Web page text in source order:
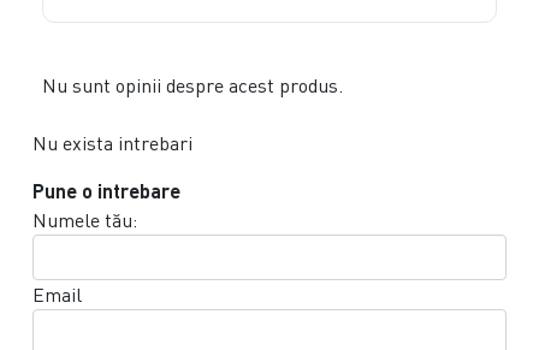
Nu sunt opinii despre acest produs.
Nu exista intrebari
Pune o intrebare
Numele tău:
Email